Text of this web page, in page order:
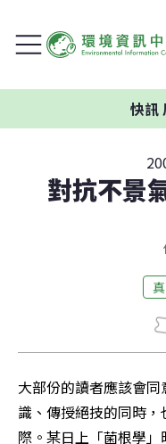
快訊風
對抗不景
大部份的讀者應該會
識、傳授絕技的同時
際。某日上「菌根學